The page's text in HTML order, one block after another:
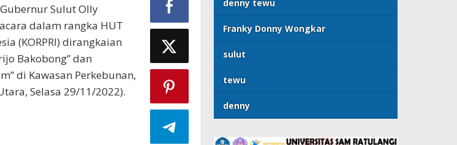
Sulut Olly
dalam rangka HUT
(KORPRI) dirangkaian
Bakobong” dan
di Kawasan Perkebunan,
Selasa 29/11/2022).
denny tewu
Franky Donny Wongkar
sulut
tewu
denny